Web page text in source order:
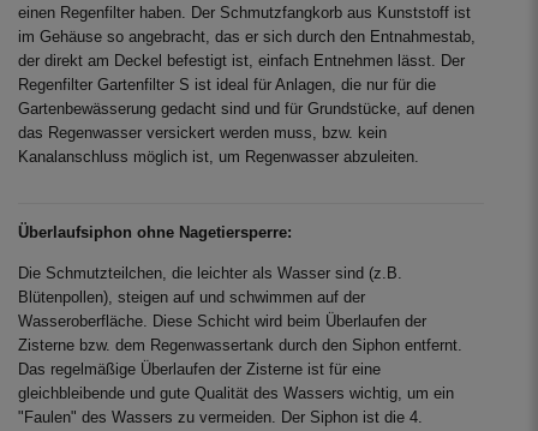
einen Regenfilter haben. Der Schmutzfangkorb aus Kunststoff ist
im Gehäuse so angebracht, das er sich durch den Entnahmestab,
der direkt am Deckel befestigt ist, einfach Entnehmen lässt. Der
Regenfilter Gartenfilter S ist ideal für Anlagen, die nur für die
Gartenbewässerung gedacht sind und für Grundstücke, auf denen
das Regenwasser versickert werden muss, bzw. kein
Kanalanschluss möglich ist, um Regenwasser abzuleiten.
Überlaufsiphon ohne Nagetiersperre:
Die Schmutzteilchen, die leichter als Wasser sind (z.B.
Blütenpollen), steigen auf und schwimmen auf der
Wasseroberfläche. Diese Schicht wird beim Überlaufen der
Zisterne bzw. dem Regenwassertank durch den Siphon entfernt.
Das regelmäßige Überlaufen der Zisterne ist für eine
gleichbleibende und gute Qualität des Wassers wichtig, um ein
"Faulen" des Wassers zu vermeiden. Der Siphon ist die 4.